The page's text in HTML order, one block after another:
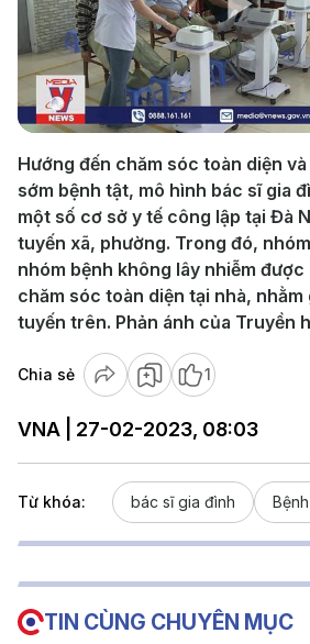
Hướng đến chăm sóc toàn diện
sớm bệnh tật, mô hình bác sĩ gia
một số cơ sở y tế công lập tại Đà
tuyến xã, phường. Trong đó,
nhóm bệnh không lây nhiễm
chăm sóc toàn diện tại nhà, nhằm
tuyến trên. Phản ánh của Truyền
Chia sẻ 1
VNA | 27-02-2023, 08:03
Từ khóa: bác sĩ gia đình
TIN CÙNG CHUYÊN MỤC